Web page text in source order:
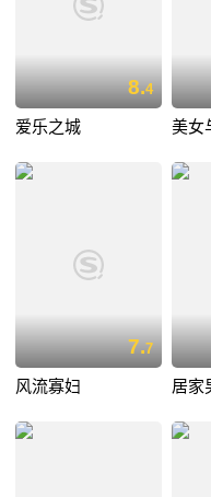
8.4
爱乐之城 美女
7.7
风流寡妇 居家